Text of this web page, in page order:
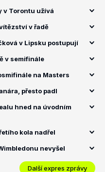
v Torontu užívá
v řadě
v Lipsku postupují
v semifinále
na Masters
přesto padl
hned na úvodním
kola nadřel
nevyšel
Další expres zprávy